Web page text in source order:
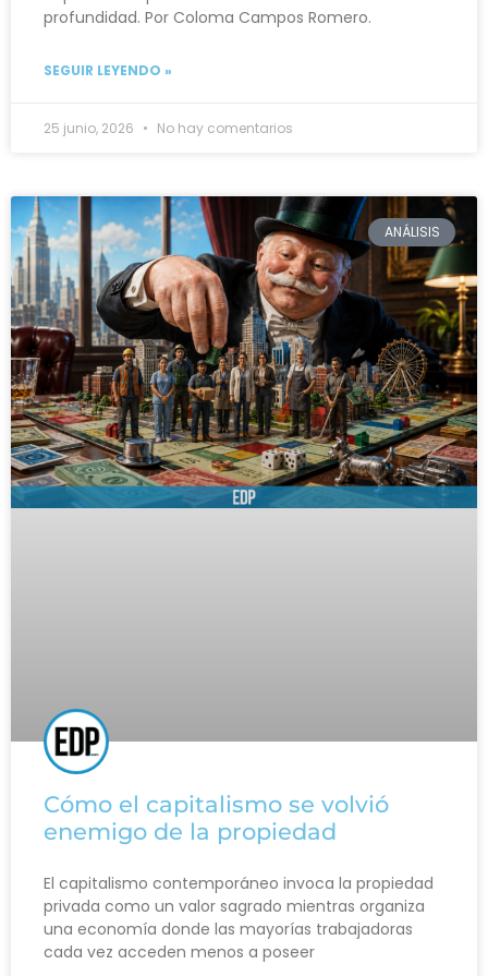
profundidad. Por Coloma Campos Romero.
SEGUIR LEYENDO »
25 junio, 2026 No hay comentarios
ANÁLISIS
Cómo el capitalismo se volvió
enemigo de la propiedad
El capitalismo contemporáneo invoca la propiedad
privada como un valor sagrado mientras organiza
una economía donde las mayorías trabajadoras
cada vez acceden menos a poseer